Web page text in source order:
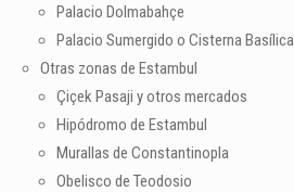
Palacio Dolmabahçe
Palacio Sumergido o Cisterna Basílica
Otras zonas de Estambul
Çiçek Pasaji y otros mercados
Hipódromo de Estambul
Murallas de Constantinopla
Obelisco de Teodosio